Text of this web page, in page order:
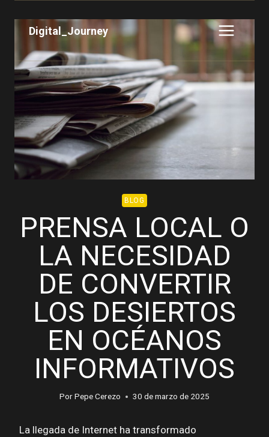
contenido
Digital_Journey
BLOG
PRENSA LOCAL O
LA NECESIDAD
DE CONVERTIR
LOS DESIERTOS
EN OCÉANOS
INFORMATIVOS
PorPepe Cerezo 30 de marzo de 2025
La llegada de Internet ha transformado